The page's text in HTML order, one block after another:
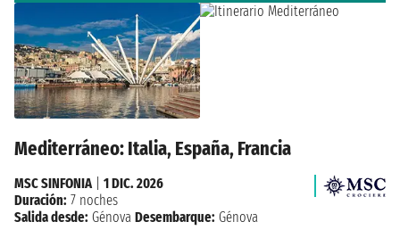
Mediterráneo: Italia, España, Francia
MSC SINFONIA
1 DIC. 2026
Duración: 7 noches
Salida desde: Génova Desembarque: Génova